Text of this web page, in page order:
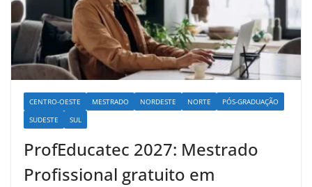
CENTRO-OESTE MESTRADO NORDESTE NORTE
PÓS-GRADUAÇÃO
SUDESTE
SUL
ProfEducatec 2027: Mestrado
Profissional gratuito em